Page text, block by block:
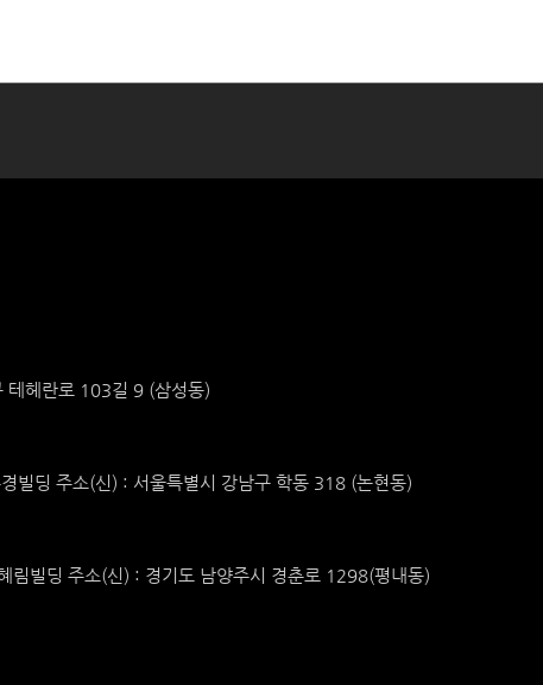
테헤란로 103길 9 (삼성동)
딩 주소(신) : 서울특별시 강남구 학동 318 (논현동)
빌딩 주소(신) : 경기도 남양주시 경춘로 1298(평내동)